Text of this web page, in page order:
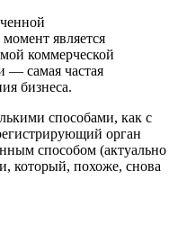
является
коммерческой
— самая частая
бизнеса.
способами, как с
орган
способом (актуально
который, похоже, снова